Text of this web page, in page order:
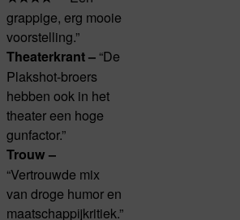
grappige, erg mooie
voorstelling.”
Theaterkrant – “De
Plakshot-broers
hebben ook in het
theater een hoge
gunfactor.”
Trouw –
“Vertrouwde mix
van droge humor en
maatschappijkritiek.”